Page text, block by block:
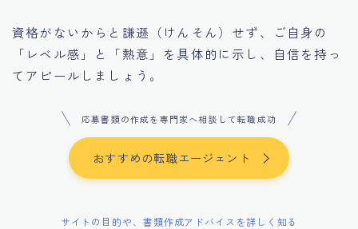
資格がないからと謙遜（けんそん）せず、ご自身の
「レベル感」と「熱意」を具体的に示し、自信を持っ
てアピールしましょう。
応募書類の作成を専門家へ相談して転職成功
おすすめの転職エージェント
サイトの目的や、書類作成アドバイスを詳しく知る